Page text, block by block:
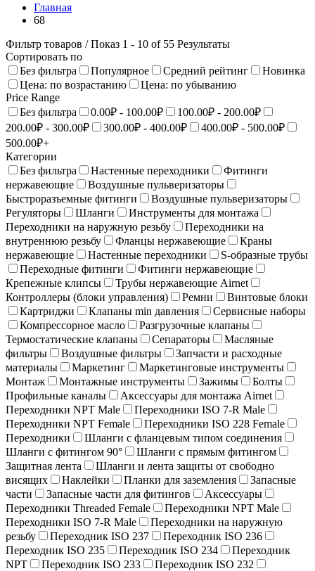
Главная
68
Фильтр товаров / Показ 1 - 10 of 55 Результаты
Сортировать по
Без фильтра
Популярное Средний рейтинг
Новинка
Цена: по возрастанию
Цена: по убыванию
Price Range
Без фильтра
0.00₽ - 100.00₽
100.00₽ - 200.00₽
200.00₽ - 300.00₽
300.00₽ - 400.00₽
400.00₽ - 500.00₽
500.00₽+
Категории
Без фильтра
Настенные переходники
Фитинги
нержавеющие
Воздушные пульверизаторы
Быстроразъемные фитинги
Воздушные пульверизаторы
Регуляторы
Шланги
Инструменты для монтажа
Переходники на наружную резьбу
Переходники на
внутреннюю резьбу
Фланцы нержавеющие
Краны
нержавеющие
Настенныe переходники
S-образные трубы
Переходные фитинги
Фитинги нержавеющие
Крепежные клипсы
Трубы нержавеющие Airnet
Контроллеры (блоки управления)
Ремни
Винтовые блоки
Картриджи
Клапаны min давления
Сервисные наборы
Компрессорное масло
Разгрузочные клапаны
Термостатические клапаны
Сепараторы
Масляные
фильтры
Воздушные фильтры
Запчасти и расходные
материалы
Маркетинг
Маркетинговые инструменты
Монтаж
Монтажные инструменты Зажимы
Болты
Профильные каналы
Аксессуары для монтажа Airnet
Переходники NPT Male
Переходники ISO 7-R Male
Переходники NPT Female
Переходники ISO 228 Female
Переходники
Шланги с фланцевым типом соединения
Шланги с фитингом 90°
Шланги с прямым фитингом
Защитная лента
Шланги и лента защиты от свободно
висящих
Наклейки Планки для заземления
Запасные
части
Запасные части для фитингов
Аксессуары
Переходники Threaded Female
Переходники NPT Male
Переходники ISO 7-R Male
Переходники на наружную
резьбу
Переходник ISO 237
Переходник ISO 236
Переходник ISO 235
Переходник ISO 234
Переходник
NPT
Переходник ISO 233
Переходник ISO 232